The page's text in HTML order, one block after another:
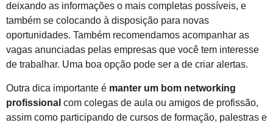
deixando as informações o mais completas possíveis, e
também se colocando à disposição para novas
oportunidades. Também recomendamos acompanhar as
vagas anunciadas pelas empresas que você tem interesse
de trabalhar. Uma boa opção pode ser a de criar alertas.
Outra dica importante é manter um bom networking
profissional com colegas de aula ou amigos de profissão,
assim como participando de cursos de formação, palestras e